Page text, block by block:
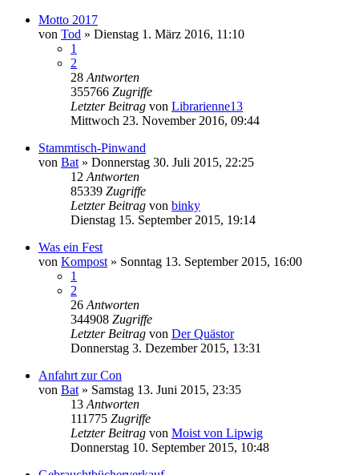
Motto 2017
von Tod » Dienstag 1. März 2016, 11:10
1
2
28 Antworten
355766 Zugriffe
Letzter Beitrag von Librarienne13
Mittwoch 23. November 2016, 09:44
Stammtisch-Pinwand
von Bat » Donnerstag 30. Juli 2015, 22:25
12 Antworten
85339 Zugriffe
Letzter Beitrag von binky
Dienstag 15. September 2015, 19:14
Was ein Fest
von Kompost » Sonntag 13. September 2015, 16:00
1
2
26 Antworten
344908 Zugriffe
Letzter Beitrag von Der Quästor
Donnerstag 3. Dezember 2015, 13:31
Anfahrt zur Con
von Bat » Samstag 13. Juni 2015, 23:35
13 Antworten
111775 Zugriffe
Letzter Beitrag von Moist von Lipwig
Donnerstag 10. September 2015, 10:48